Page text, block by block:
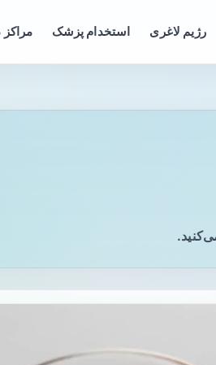
رژیم لاغری استخدام پزشک مراکز